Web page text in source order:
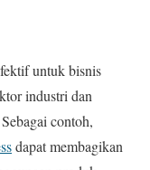
untuk bisnis
industri dan
contoh,
dapat membagikan